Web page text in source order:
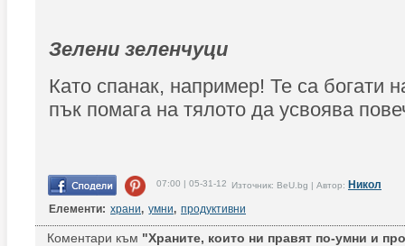
Зелени зеленчуци
Като спанак, например! Те са богати
пък помага на тялото да усвоява
07:00 | 05-31-12 Източник: BeU.bg | Автор: Никол
Елементи: храни, умни, продуктивни
Коментари към "Храните, които ни правят по-умни и